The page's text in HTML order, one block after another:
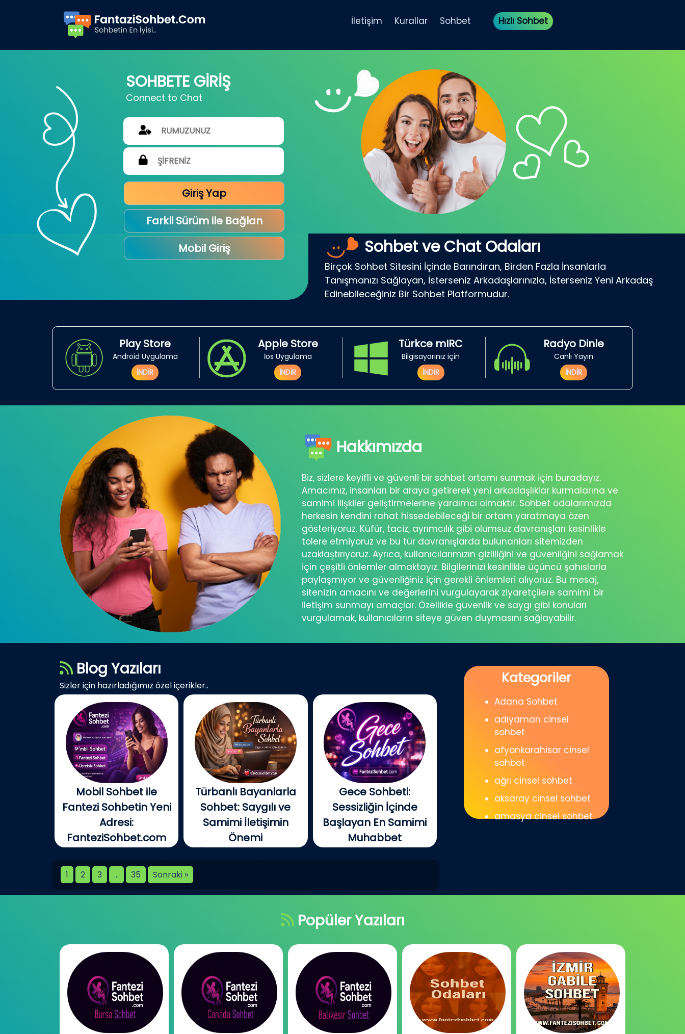
İletişim Kurallar Sohbet Hızlı Sohbet
SOHBETE GİRİŞ
Connect to Chat
Giriş Yap
Farkli Sürüm ile Bağlan
Mobil Giriş
Sohbet ve Chat Odaları
Birçok Sohbet Sitesini İçinde Barındıran, Birden Fazla İnsanlarla
Tanışmanızı Sağlayan, İsterseniz Arkadaşlarınızla, İsterseniz Yeni Arkadaş
Edinebileceğiniz Bir Sohbet Platformudur.
Play Store
Android Uygulama
İNDİR
Apple Store
İos Uygulama
İNDİR
Türkce mIRC
Bilgisayarınız için
İNDİR
Radyo Dinle
Canlı Yayın
İNDİR
Hakkımızda
Biz, sizlere keyifli ve güvenli bir sohbet ortamı sunmak için buradayız.
Amacımız, insanları bir araya getirerek yeni arkadaşlıklar kurmalarına ve
samimi ilişkiler geliştirmelerine yardımcı olmaktır. Sohbet odalarımızda
herkesin kendini rahat hissedebileceği bir ortam yaratmaya özen
gösteriyoruz. Küfür, taciz, ayrımcılık gibi olumsuz davranışları kesinlikle
tolere etmiyoruz ve bu tür davranışlarda bulunanları sitemizden
uzaklaştırıyoruz. Ayrıca, kullanıcılarımızın gizliliğini ve güvenliğini sağlamak
için çeşitli önlemler almaktayız. Bilgilerinizi kesinlikle üçüncü şahıslarla
paylaşmıyor ve güvenliğiniz için gerekli önlemleri alıyoruz. Bu mesaj,
sitenizin amacını ve değerlerini vurgulayarak ziyaretçilere samimi bir
iletişim sunmayı amaçlar. Özellikle güvenlik ve saygı gibi konuları
vurgulamak, kullanıcıların siteye güven duymasını sağlayabilir.
Blog Yazıları
Sizler için hazırladığımız özel içerikler..
Mobil Sohbet ile
Fantezi Sohbetin Yeni
Adresi:
FanteziSohbet.com
Açık konuşayım, artık çoğu
kişi...
Türbanlı Bayanlarla
Sohbet: Saygılı ve
Samimi İletişimin
Önemi
İnternetin gelişmesiyle
Gece Sohbeti:
Sessizliğin İçinde
Başlayan En Samimi
Muhabbet
Gecenin ilerleyen
1
2 3 … 35 Sonraki »
Kategoriler
Adana Sohbet
adıyaman cinsel
sohbet
afyonkarahisar cinsel
sohbet
ağrı cinsel sohbet
aksaray cinsel sohbet
amasya cinsel sohbet
Popüler Yazıları